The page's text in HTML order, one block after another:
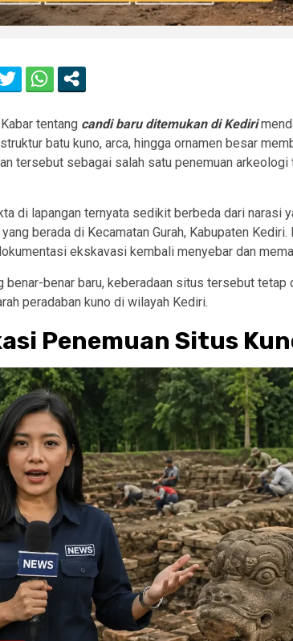
tentang candi baru ditemukan di Kediri
batu kuno, arca, hingga ornamen besar
tersebut sebagai salah satu penemuan
di lapangan ternyata sedikit berbeda dari narasi
berada di Kecamatan Gurah, Kabupaten
ekskavasi kembali menyebar dan
benar-benar baru, keberadaan situs tersebut
peradaban kuno di wilayah Kediri.
Penemuan Situs